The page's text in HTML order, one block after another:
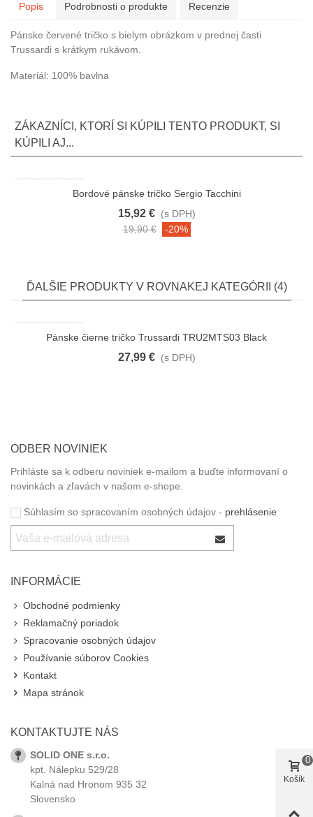
Popis Podrobnosti o produkte Recenzie
Pánske červené tričko s bielym obrázkom v prednej časti
Trussardi s krátkym rukávom.
Materiál: 100% bavlna
ZÁKAZNÍCI, KTORÍ SI KÚPILI TENTO PRODUKT, SI
KÚPILI AJ...
Bordové pánske tričko Sergio Tacchini
15,92 € (s DPH)
19,90 €
-20%
ĎALŠIE PRODUKTY V ROVNAKEJ KATEGÓRII (4)
Pánske čierne tričko Trussardi TRU2MTS03 Black
27,99 € (s DPH)
ODBER NOVINIEK
Prihláste sa k odberu noviniek e-mailom a buďte informovaní o
novinkách a zľavách v našom e-shope.
Súhlasím so spracovaním osobných údajov - prehlásenie
INFORMÁCIE
Obchodné podmienky
Reklamačný poriadok
Spracovanie osobných údajov
Používanie súborov Cookies
Kontakt
Mapa stránok
KONTAKTUJTE NÁS
SOLID ONE s.r.o.
kpt. Nálepku 529/28
Kalná nad Hronom 935 32
Slovensko
Košík
0